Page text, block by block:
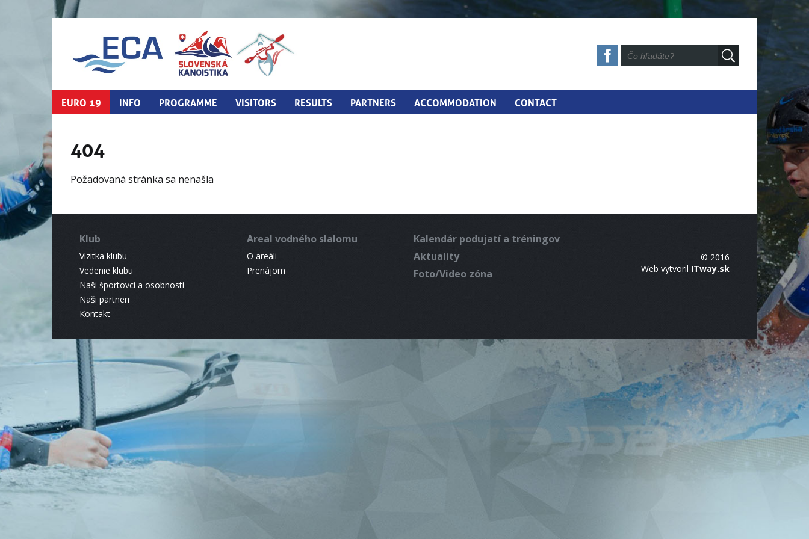
EURO 19 INFO PROGRAMME VISITORS RESULTS PARTNERS ACCOMMODATION CONTACT
404
Požadovaná stránka sa nenašla
Klub
Vizitka klubu
Vedenie klubu
Naši športovci a osobnosti
Naši partneri
Kontakt
Areal vodného slalomu
O areáli
Prenájom
Kalendár podujatí a tréningov
Aktuality
Foto/Video zóna
© 2016
Web vytvoril ITway.sk